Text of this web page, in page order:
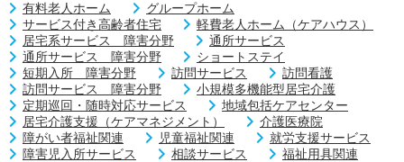
有料老人ホーム
グループホーム
サービス付き高齢者住宅
軽費老人ホーム（ケアハウス）
居宅系サービス 障害分野
通所サービス
通所サービス 障害分野
ショートステイ
短期入所 障害分野
訪問サービス
訪問看護
訪問サービス 障害分野
小規模多機能型居宅介護
定期巡回・随時対応サービス
地域包括ケアセンター
居宅介護支援（ケアマネジメント）
介護医療院
障がい者福祉関連
児童福祉関連
就労支援サービス
障害児入所サービス
相談サービス
福祉用具関連